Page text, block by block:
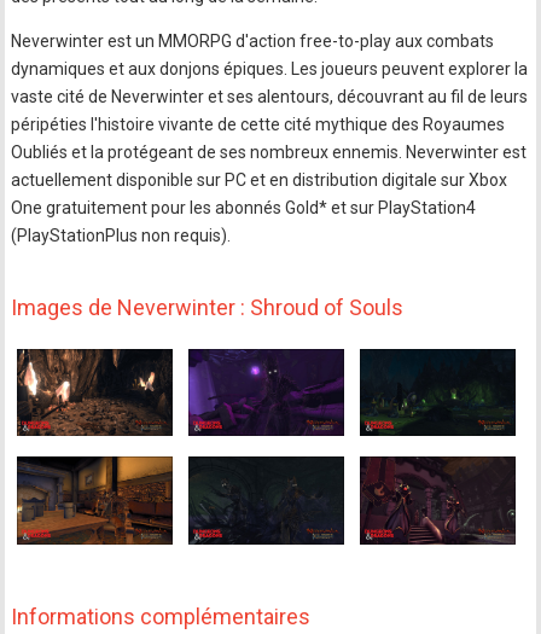
Neverwinter est un MMORPG d'action free-to-play aux combats
dynamiques et aux donjons épiques. Les joueurs peuvent explorer la
vaste cité de Neverwinter et ses alentours, découvrant au fil de leurs
péripéties l'histoire vivante de cette cité mythique des Royaumes
Oubliés et la protégeant de ses nombreux ennemis. Neverwinter est
actuellement disponible sur PC et en distribution digitale sur Xbox
One gratuitement pour les abonnés Gold* et sur PlayStation4
(PlayStationPlus non requis).
Images de Neverwinter : Shroud of Souls
Informations complémentaires